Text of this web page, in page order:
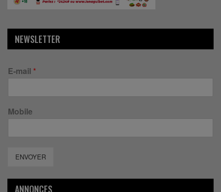
NEWSLETTER
E-mail *
Mobile
ENVOYER
ANNONCES